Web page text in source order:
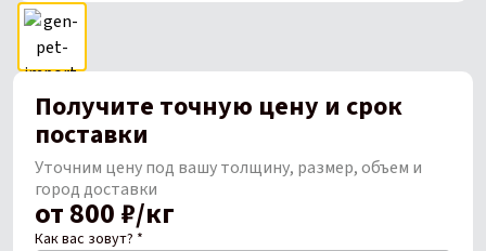
Получите точную цену и срок
поставки
Уточним цену под вашу толщину, размер, объем и
город доставки
от 800 ₽/кг
Как вас зовут? *